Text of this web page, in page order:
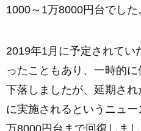
1000～1万8000円台でした
2019年1月に予定されてい
ったこともあり、一時的
下落しましたが、延期さ
に実施されるというニュ
万8000円台まで回復しまし